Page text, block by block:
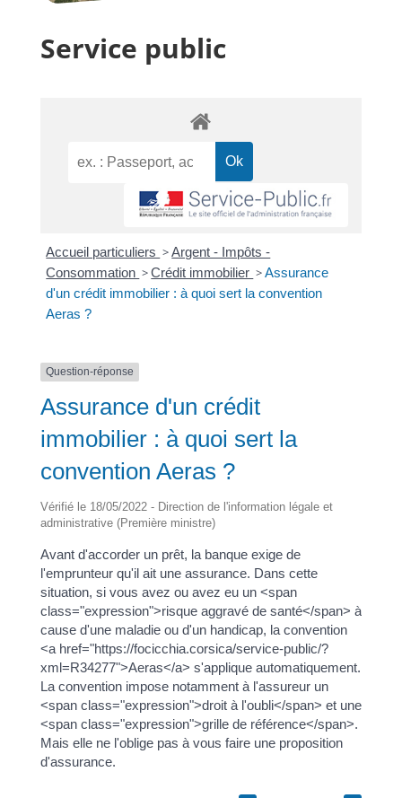
Service public
Accueil particuliers >Argent - Impôts -
Consommation >Crédit immobilier >Assurance
d'un crédit immobilier : à quoi sert la convention
Aeras ?
Question-réponse
Assurance d'un crédit
immobilier : à quoi sert la
convention Aeras ?
Vérifié le 18/05/2022 - Direction de l'information légale et
administrative (Première ministre)
Avant d'accorder un prêt, la banque exige de
l'emprunteur qu'il ait une assurance. Dans cette
situation, si vous avez ou avez eu un <span
class="expression">risque aggravé de santé</span> à
cause d'une maladie ou d'un handicap, la convention
<a href="https://focicchia.corsica/service-public/?
xml=R34277">Aeras</a> s'applique automatiquement.
La convention impose notamment à l'assureur un
<span class="expression">droit à l'oubli</span> et une
<span class="expression">grille de référence</span>.
Mais elle ne l'oblige pas à vous faire une proposition
d'assurance.